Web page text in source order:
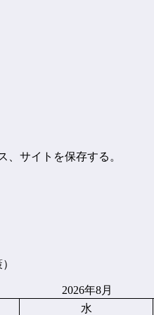
サイトを保存する。
2026年8月
水